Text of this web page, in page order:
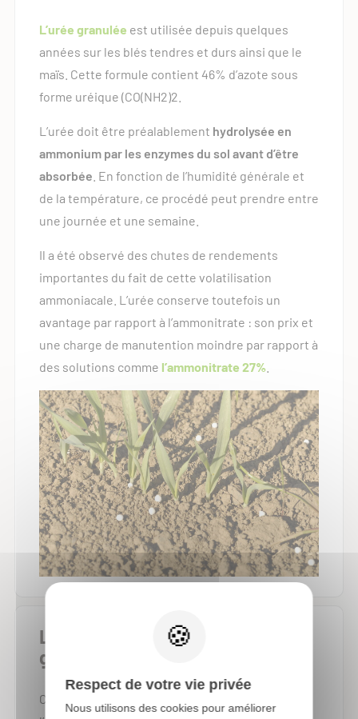
L’urée granulée est utilisée depuis quelques
années sur les blés tendres et durs ainsi que le
maïs. Cette formule contient 46% d’azote sous
forme uréique (CO(NH2)2.
L’urée doit être préalablement hydrolysée en
ammonium par les enzymes du sol avant d’être
absorbée . En fonction de l’humidité générale et
de la température, ce procédé peut prendre entre
une journée et une semaine.
Il a été observé des chutes de rendements
importantes du fait de cette volatilisation
ammoniacale. L’urée conserve toutefois un
avantage par rapport à l’ammonitrate : son prix et
une charge de manutention moindre par rapport à
des solutions comme l’ammonitrate 27%.
La solution azotée pour les
grandes cultures
Ces dernières années, il a été observé que
Respect de votre vie privée
Nous utilisons des cookies pour améliorer